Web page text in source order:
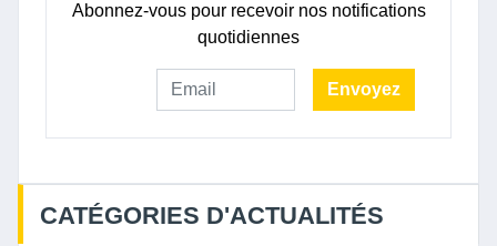
Abonnez-vous pour recevoir nos notifications
quotidiennes
Envoyez
CATÉGORIES D'ACTUALITÉS